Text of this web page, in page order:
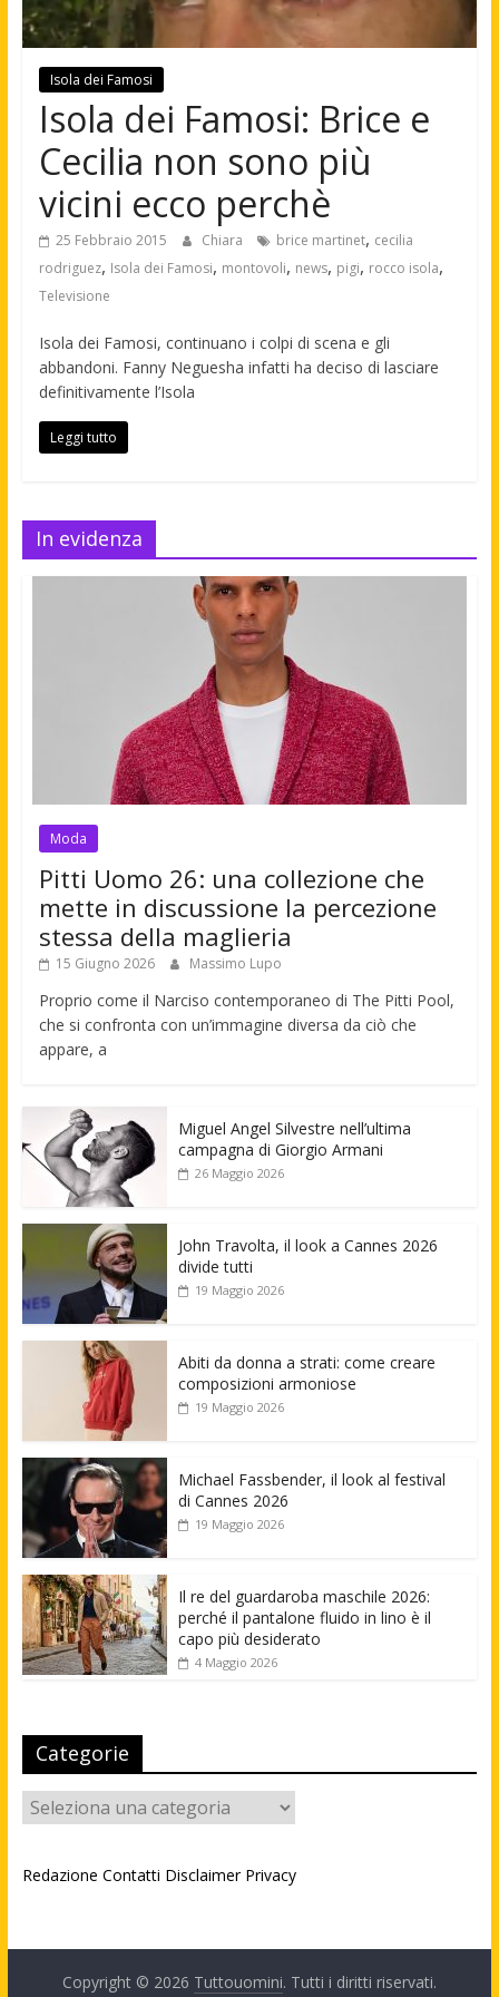
Isola dei Famosi
Isola dei Famosi: Brice e
Cecilia non sono più
vicini ecco perchè
25 Febbraio 2015 Chiara brice martinet, cecilia
rodriguez, Isola dei Famosi, montovoli, news, pigi, rocco isola,
Televisione
Isola dei Famosi, continuano i colpi di scena e gli
abbandoni. Fanny Neguesha infatti ha deciso di lasciare
definitivamente l’Isola
Leggi tutto
In evidenza
Moda
Pitti Uomo 26: una collezione che
mette in discussione la percezione
stessa della maglieria
15 Giugno 2026 Massimo Lupo
Proprio come il Narciso contemporaneo di The Pitti Pool,
che si confronta con un’immagine diversa da ciò che
appare, a
Miguel Angel Silvestre nell’ultima
campagna di Giorgio Armani
26 Maggio 2026
John Travolta, il look a Cannes 2026
divide tutti
19 Maggio 2026
Abiti da donna a strati: come creare
composizioni armoniose
19 Maggio 2026
Michael Fassbender, il look al festival
di Cannes 2026
19 Maggio 2026
Il re del guardaroba maschile 2026:
perché il pantalone fluido in lino è il
capo più desiderato
4 Maggio 2026
Categorie
Categorie
Redazione Contatti Disclaimer Privacy
Copyright © 2026 Tuttouomini. Tutti i diritti riservati.